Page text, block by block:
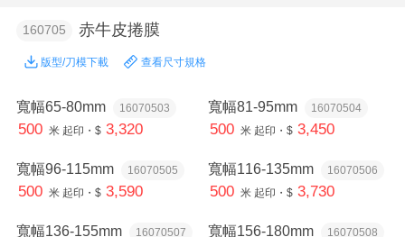
160705 赤牛皮捲膜
版型/刀模下載 查看尺寸規格
寬幅65-80mm 16070503
500 米 起印・$ 3,320
寬幅81-95mm 16070504
500 米 起印・$ 3,450
寬幅96-115mm 16070505
500 米 起印・$ 3,590
寬幅116-135mm 16070506
500 米 起印・$ 3,730
寬幅136-155mm 16070507 寬幅156-180mm 16070508